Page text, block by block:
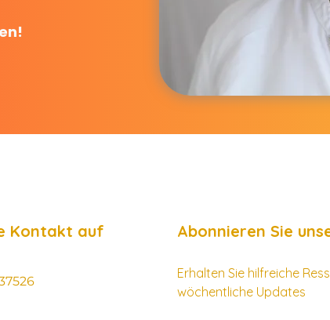
Kontakt auf Abonnieren Sie
Erhalten Sie hilfreiche
wöchentliche Updates